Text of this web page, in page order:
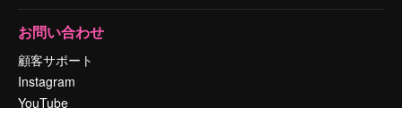
お問い合わせ
顧客サポート
Instagram
YouTube